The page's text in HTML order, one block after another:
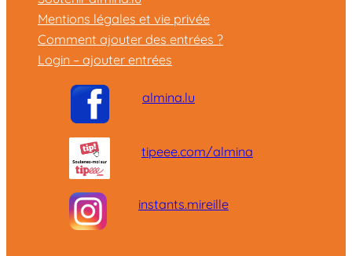
Mentions légales et vie privée
Comment ajouter des entrées ?
Login – ajouter entrées
almina.lu
tipeee.com/almina
instants.mireille